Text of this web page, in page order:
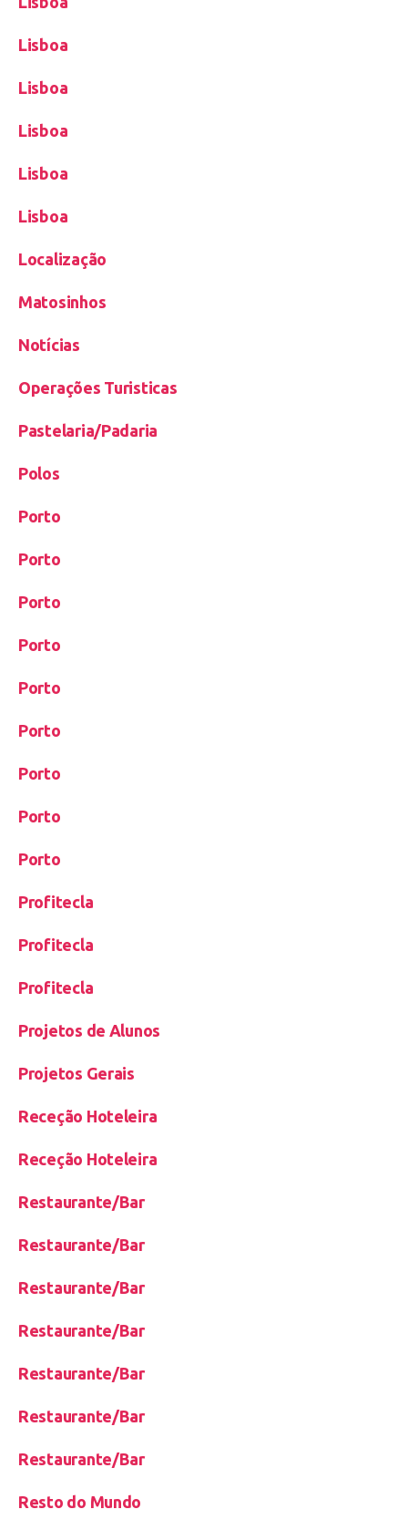
Lisboa
Lisboa
Lisboa
Lisboa
Lisboa
Localização
Matosinhos
Notícias
Operações Turisticas
Pastelaria/Padaria
Polos
Porto
Porto
Porto
Porto
Porto
Porto
Porto
Porto
Porto
Profitecla
Profitecla
Profitecla
Projetos de Alunos
Projetos Gerais
Receção Hoteleira
Receção Hoteleira
Restaurante/Bar
Restaurante/Bar
Restaurante/Bar
Restaurante/Bar
Restaurante/Bar
Restaurante/Bar
Restaurante/Bar
Resto do Mundo